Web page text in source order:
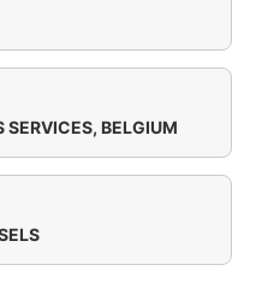
SERVICES, BELGIUM